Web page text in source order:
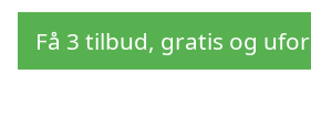
Få 3 tilbud, gratis og